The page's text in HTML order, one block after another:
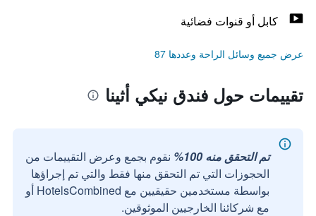
كابل أو قنوات فضائية
عرض جميع وسائل الراحة وعددها 87
تقييمات حول فندق نيكي أثينا
تم التحقق منه 100%
نقوم بجمع وعرض التقييمات من
الحجوزات التي تم التحقق منها فقط والتي تم إجراؤها
بواسطة مستخدمين حقيقيين مع HotelsCombined أو
مع شركائنا الخارجيين الموثوقين.